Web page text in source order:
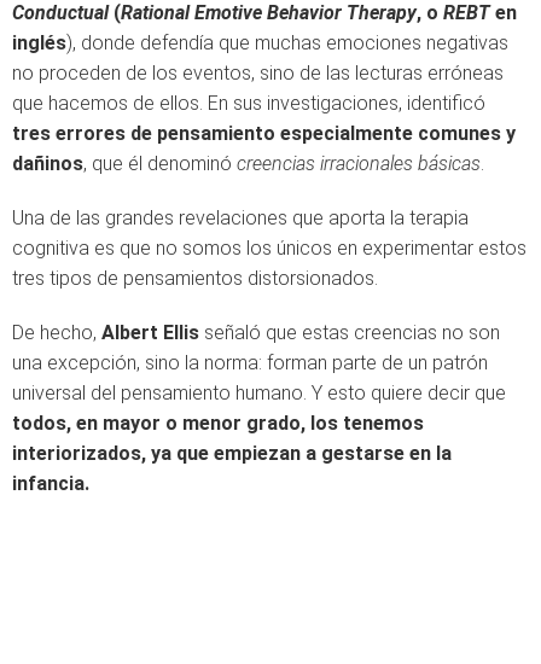
Conductual(Rational Emotive Behavior Therapy, o REBTen
inglés), donde defendía que muchas emociones negativas
no proceden de los eventos, sino de las lecturas erróneas
que hacemos de ellos. En sus investigaciones, identificó
tres errores de pensamiento especialmente comunes y
dañinos, que él denominó creencias irracionales básicas.
Una de las grandes revelaciones que aporta la terapia
cognitiva es que no somos los únicos en experimentar estos
tres tipos de pensamientos distorsionados.
De hecho, Albert Ellis señaló que estas creencias no son
una excepción, sino la norma: forman parte de un patrón
universal del pensamiento humano. Y esto quiere decir que
todos, en mayor o menor grado, los tenemos
interiorizados, ya que empiezan a gestarse en la
infancia.